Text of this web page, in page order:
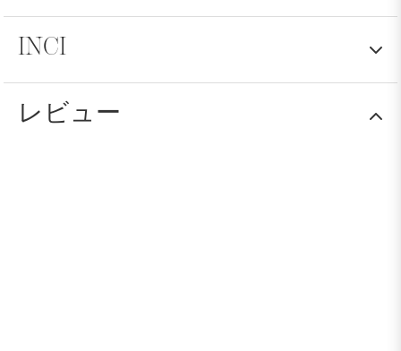
ます。.
とヒマシ油：局所的な微小循環を刺激しま
す。外部からの刺激から肌を守り、乾燥を防ぎ
ます。
大さじ1杯ほどのオイルを乾いた頭皮に塗布し、
す。その後、いつも通り洗い流し、スタイリング
INCI
PEG-4、ヒマシ種子油、ポリソルベート80、香料、グリ
レビュー